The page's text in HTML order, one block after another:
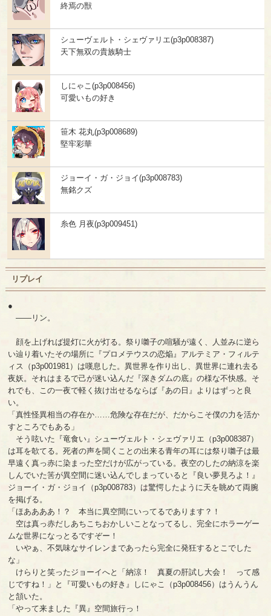
終焉の獣
シューヴェルト・シェヴァリエ(p3p008387)
天下無双の貴族騎士
しにゃこ(p3p008456)
可愛いもの好き
笹木 花丸(p3p008689)
堅牢彩華
ジョーイ・ガ・ジョイ(p3p008783)
無銘クズ
糸色 月夜(p3p009451)
リプレイ
●
――リン。
顔を上げれば提灯に火が灯る。祭り囃子の喧騒が遠く、人並みに逆ら
い辿り着いたその場所に『プロメテウスの恋焔』アルテミア・フィルテ
ィス（p3p001981）は嘆息した。異世界を作り出し、異世界に連れ去る
夜妖。それはまるで己が迷い込んだ『深きダムの底』の様な不快感。そ
れでも、この一夜で軽く抜け出せるならば『あの日』よりはずっと良
い。
「真性怪異相当の存在か……危険な存在だが、だからこそ僕の力を活か
すところでもある」
そう呟いた『竜食い』シューヴェルト・シェヴァリエ（p3p008387）
は耳を欹てる。死者の声を聞くことの出来る青年の耳には祭り囃子は最
早遠く真っ赤に染まった空だけが広がっている。夜空のしたの納涼を楽
しんでいた筈が異空間に迷い込んでしまっていると『良い夢見ろよ！』
ジョーイ・ガ・ジョイ（p3p008783）は驚愕したように天を眺めて両腕
を掲げる。
「ほああああ！？ 本当に異空間にいってるであります？！
空は真っ赤だしあちこちおかしいことなってるし、完全にホラーゲー
ムな世界になっとるですぞー！
いやぁ、不気味なサイレンまであったら完全に発狂するとこでした
な」
けらりと笑ったジョーイへと「納涼！ 真夏の肝試し大会！ って感
じですね！」と『可愛いもの好き』しにゃこ（p3p008456）はうんうん
と頷いた。
「やって来ました『異』空間旅行っ！